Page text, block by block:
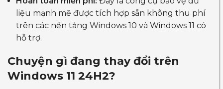
liệu mạnh mẽ được tích hợp sẵn không thu phí
trên các nền tảng Windows 10 và Windows 11 có
hỗ trợ.
Chuyện gì đang thay đổi trên
Windows 11 24H2?